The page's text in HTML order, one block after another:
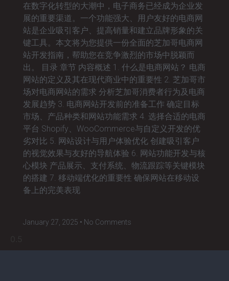
在数字化转型的大潮中，电子商务已经成为企业发
展的重要渠道。一个功能强大、用户友好的电商网
站是企业吸引客户、提高销量和建立品牌形象的关
键工具。本文将为您提供一份全面的芝加哥电商网
站开发指南，帮助您在竞争激烈的市场中脱颖而
出。 目录 章节 内容概述 1. 什么是电商网站？ 电商
网站的定义及其在现代商业中的重要性 2. 芝加哥市
场对电商网站的需求 分析芝加哥消费者行为及电商
发展趋势 3. 电商网站开发前的准备工作 确定目标
市场、产品种类和网站功能需求 4. 选择合适的电商
平台 Shopify、WooCommerce与自定义开发的优
劣对比 5. 网站设计与用户体验优化 创建吸引客户
的视觉效果与友好的导航体验 6. 网站功能开发与核
心模块 产品展示、支付系统、物流跟踪等关键模块
的搭建 7. 移动端优化的重要性 确保网站在移动设
备上的完美表现
January 27, 2025 No Comments